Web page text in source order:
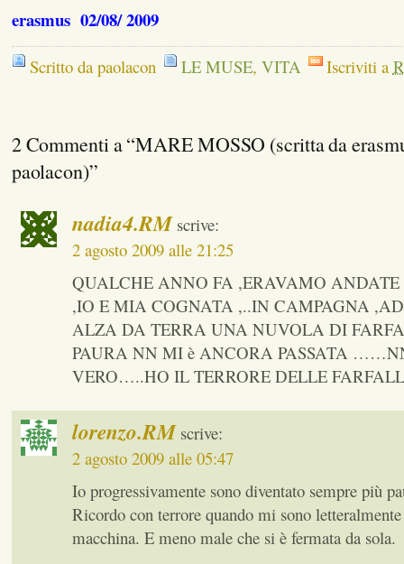
erasmus 02/08/ 2009
Scritto da paolacon LE MUSE, VITA Iscriviti a
2 Commenti a “MARE MOSSO (scritta da
paolacon)”
nadia4.RM scrive:
2 agosto 2009 alle 21:25
QUALCHE ANNO FA ,ERAVAMO
,IO E MIA COGNATA ,..IN CAMPAGNA
ALZA DA TERRA UNA NUVOLA DI
PAURA NN MI è ANCORA PASSATA
VERO…..HO IL TERRORE DELLE
lorenzo.RM scrive:
2 agosto 2009 alle 05:47
Io progressivamente sono diventato sempre più
Ricordo con terrore quando mi sono
macchina. E meno male che si è fermata da sola.